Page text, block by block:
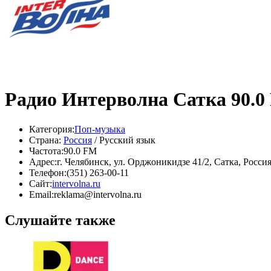
Радио Интерволна Сатка
Категория:Поп-музыка
Страна: Россия / Русский язык
Частота:90.0 FM
Адрес:г. Челябинск, ул. Орджоникидзе 41/2, Сатка, Россия
Телефон:(351) 263-00-11
Сайт:intervolna.ru
Email:reklama@intervolna.ru
Слушайте также